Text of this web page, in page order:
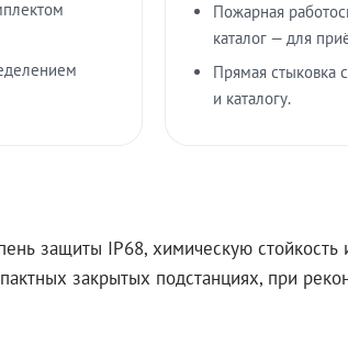
Пожарная
каталог — для
Прямая
и каталогу.
защиты IP68, химическую
закрытых подстанциях, при